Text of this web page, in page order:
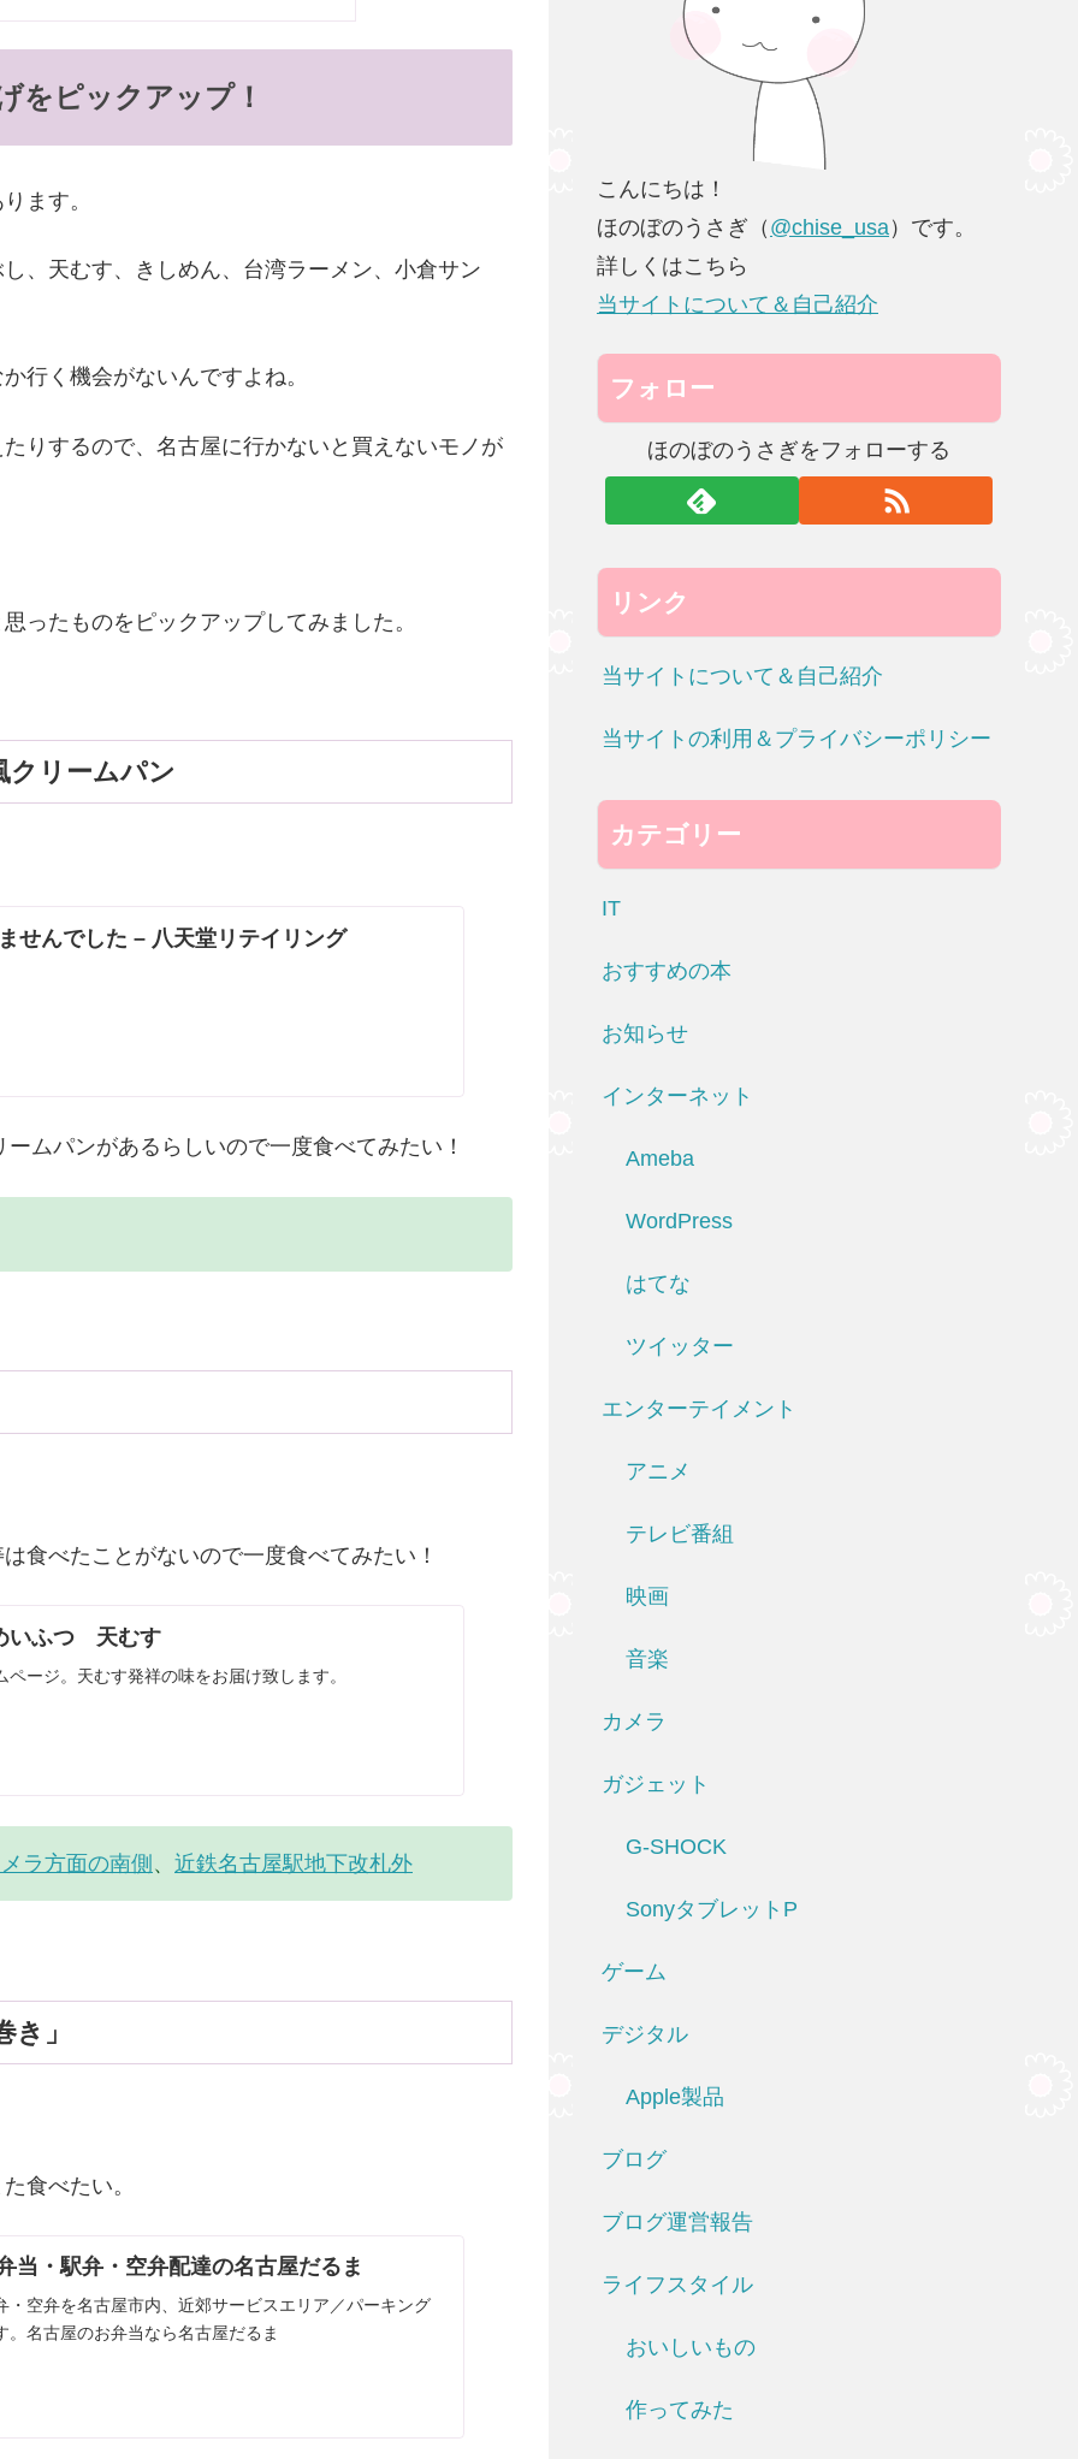
をピックアップ！
ます。
、天むす、きしめん、台湾ラーメン、小倉サン
行く機会がないんですよね。
りするので、名古屋に行かないと買えないモノが
ったものをピックアップしてみました。
クリームパン
せんでした – 八天堂リテイリング
ムパンがあるらしいので一度食べてみたい！
食べたことがないので一度食べてみたい！
いふつ 天むす
ージ。天むす発祥の味をお届け致します。
ラ方面の南側 、 近鉄名古屋駅地下改札外
」
食べたい。
当・駅弁・空弁配達の名古屋だるま
・空弁を名古屋市内、近郊サービスエリア／パーキング
。名古屋のお弁当なら名古屋だるま
こんにちは！
ほのぼのうさぎ（ @chise_usa）です。
詳しくはこちら
当サイトについて＆自己紹介
フォロー
ほのぼのうさぎをフォローする
リンク
当サイトについて＆自己紹介
当サイトの利用＆プライバシーポリシー
カテゴリー
IT
おすすめの本
お知らせ
インターネット
Ameba
WordPress
はてな
ツイッター
エンターテイメント
アニメ
テレビ番組
映画
音楽
カメラ
ガジェット
G-SHOCK
SonyタブレットP
ゲーム
デジタル
Apple製品
ブログ
ブログ運営報告
ライフスタイル
おいしいもの
作ってみた